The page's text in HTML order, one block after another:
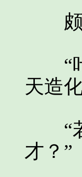
颇
“叶
天造
“若
才？”